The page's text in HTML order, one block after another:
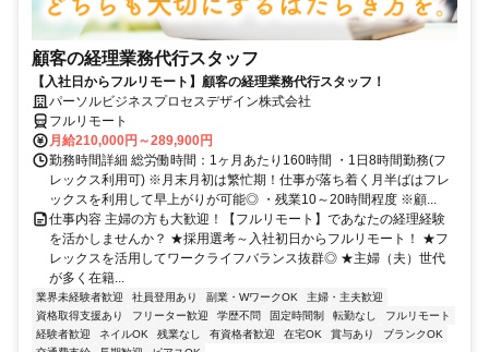
顧客の経理業務代行スタッフ
【入社日からフルリモート】顧客の経理業務代行スタッフ！
パーソルビジネスプロセスデザイン株式会社
フルリモート
月給210,000円～289,900円
勤務時間詳細 総労働時間：1ヶ月あたり160時間 ・1日8時間勤務(フ
レックス利用可) ※月末月初は繁忙期！仕事が落ち着く月半ばはフレ
ックスを利用して早上がりが可能◎ ・残業10～20時間程度 ※顧...
仕事内容 主婦の方も大歓迎！【フルリモート】であなたの経理経験
を活かしませんか？ ★採用選考～入社初日からフルリモート！ ★フ
レックスを活用してワークライフバランス抜群◎ ★主婦（夫）世代
が多く在籍...
業界未経験者歓迎 社員登用あり 副業・WワークOK
主婦・主夫歓迎
資格取得支援あり
フリーター歓迎 学歴不問 固定時間制 転勤なし
フルリモート
経験者歓迎
ネイルOK 残業なし 有資格者歓迎 在宅OK 賞与あり
ブランクOK